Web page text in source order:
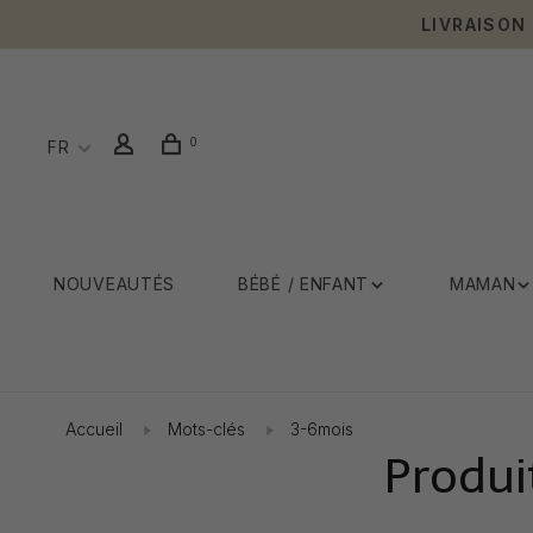
LIVRAISON
FR 0
NOUVEAUTÉS BÉBÉ / ENFANT MAMAN
Accueil Mots-clés 3-6mois